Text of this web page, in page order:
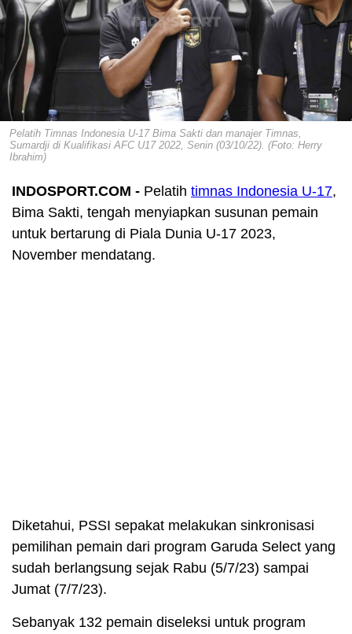
Pelatih Timnas Indonesia U-17 Bima Sakti dan manajer Timnas,
Sumardji di Kualifikasi AFC U17 2022, Senin (03/10/22). (Foto: Herry
Ibrahim)
INDOSPORT.COM - Pelatih timnas Indonesia U-17,
Bima Sakti, tengah menyiapkan susunan pemain
untuk bertarung di Piala Dunia U-17 2023,
November mendatang.
Diketahui, PSSI sepakat melakukan sinkronisasi
pemilihan pemain dari program Garuda Select yang
sudah berlangsung sejak Rabu (5/7/23) sampai
Jumat (7/7/23).
Sebanyak 132 pemain diseleksi untuk program